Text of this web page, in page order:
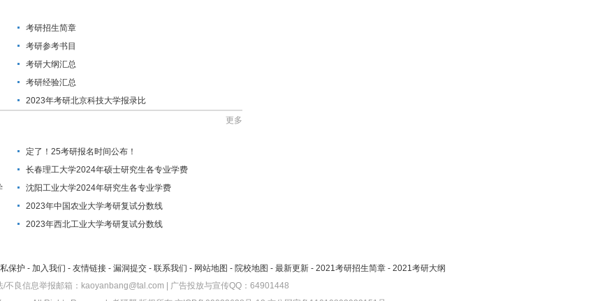
考研招生简章
考研参考书目
考研大纲汇总
考研经验汇总
2023年考研北京科技大学报录比
更多
定了！25考研报名时间公布！
长春理工大学2024年硕士研究生各专业学费
沈阳工业大学2024年研究生各专业学费
2023年中国农业大学考研复试分数线
2023年西北工业大学考研复试分数线
保护 - 加入我们 - 友情链接 - 漏洞提交 - 联系我们 - 网站地图 - 院校地图 - 最新更新 - 2021考研招生简章 - 2021考研大纲
/不良信息举报邮箱：kaoyanbang@tal.com | 广告投放与宣传QQ：64901448